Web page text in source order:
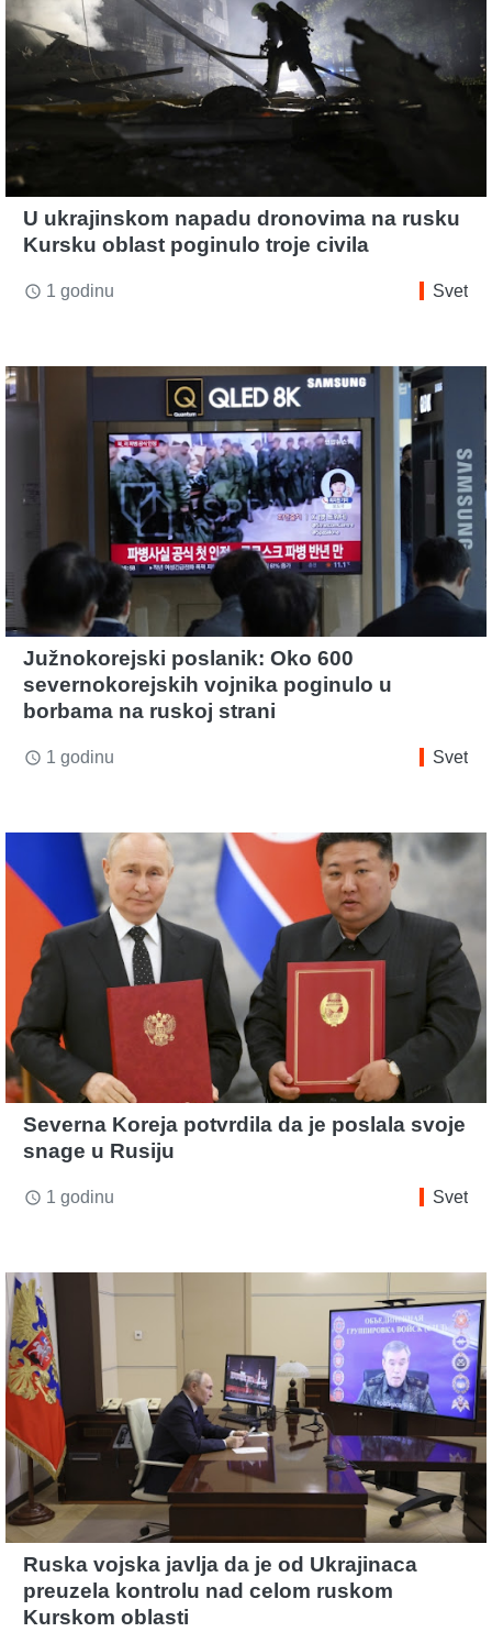
U ukrajinskom napadu dronovima na rusku
Kursku oblast poginulo troje civila
access_time 1 godinu Svet
Južnokorejski poslanik: Oko 600
severnokorejskih vojnika poginulo u
borbama na ruskoj strani
access_time 1 godinu Svet
Severna Koreja potvrdila da je poslala svoje
snage u Rusiju
access_time 1 godinu Svet
Ruska vojska javlja da je od Ukrajinaca
preuzela kontrolu nad celom ruskom
Kurskom oblasti